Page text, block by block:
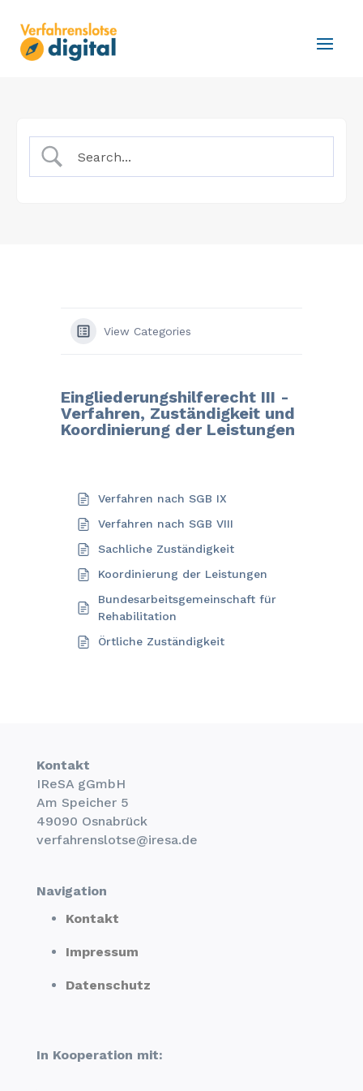
View Categories
Eingliederungshilferecht III -
Verfahren, Zuständigkeit und
Koordinierung der Leistungen
Verfahren nach SGB IX
Verfahren nach SGB VIII
Sachliche Zuständigkeit
Koordinierung der Leistungen
Bundesarbeitsgemeinschaft für
Rehabilitation
Örtliche Zuständigkeit
Kontakt
IReSA gGmbH
Am Speicher 5
49090 Osnabrück
verfahrenslotse@iresa.de
Navigation
Kontakt
Impressum
Datenschutz
In Kooperation mit: